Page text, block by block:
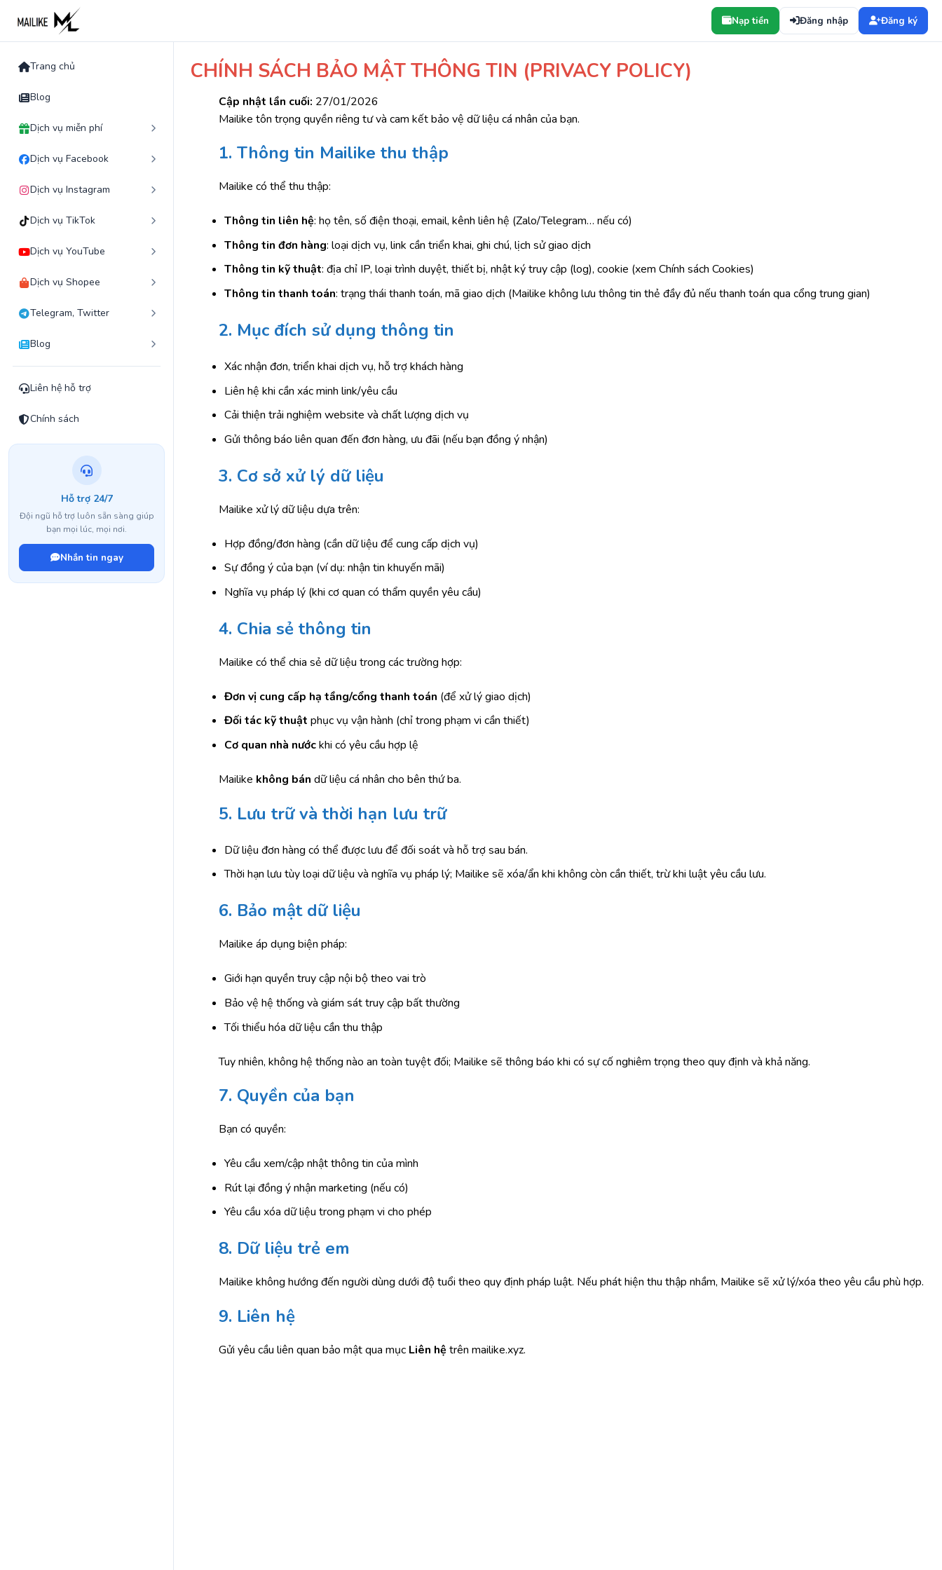
content
Nạp tiền Đăng nhập Đăng ký
Trang chủ
Blog
Dịch vụ miễn phí
Dịch vụ Facebook
Dịch vụ Instagram
Dịch vụ TikTok
Dịch vụ YouTube
Dịch vụ Shopee
Telegram, Twitter
Blog
Liên hệ hỗ trợ
Chính sách
Hỗ trợ 24/7
Đội ngũ hỗ trợ luôn sẵn sàng giúp
bạn mọi lúc, mọi nơi.
Nhắn tin ngay
CHÍNH SÁCH BẢO MẬT THÔNG TIN (PRIVACY POLICY)
Cập nhật lần cuối: 27/01/2026
Mailike tôn trọng quyền riêng tư và cam kết bảo vệ dữ liệu cá nhân của bạn.
1. Thông tin Mailike thu thập
Mailike có thể thu thập:
Thông tin liên hệ: họ tên, số điện thoại, email, kênh liên hệ (Zalo/Telegram… nếu có)
Thông tin đơn hàng: loại dịch vụ, link cần triển khai, ghi chú, lịch sử giao dịch
Thông tin kỹ thuật: địa chỉ IP, loại trình duyệt, thiết bị, nhật ký truy cập (log), cookie (xem Chính sách Cookies)
Thông tin thanh toán: trạng thái thanh toán, mã giao dịch (Mailike không lưu thông tin thẻ đầy đủ nếu thanh toán qua cổng trung gian)
2. Mục đích sử dụng thông tin
Xác nhận đơn, triển khai dịch vụ, hỗ trợ khách hàng
Liên hệ khi cần xác minh link/yêu cầu
Cải thiện trải nghiệm website và chất lượng dịch vụ
Gửi thông báo liên quan đến đơn hàng, ưu đãi (nếu bạn đồng ý nhận)
3. Cơ sở xử lý dữ liệu
Mailike xử lý dữ liệu dựa trên:
Hợp đồng/đơn hàng (cần dữ liệu để cung cấp dịch vụ)
Sự đồng ý của bạn (ví dụ: nhận tin khuyến mãi)
Nghĩa vụ pháp lý (khi cơ quan có thẩm quyền yêu cầu)
4. Chia sẻ thông tin
Mailike có thể chia sẻ dữ liệu trong các trường hợp:
Đơn vị cung cấp hạ tầng/cổng thanh toán (để xử lý giao dịch)
Đối tác kỹ thuật phục vụ vận hành (chỉ trong phạm vi cần thiết)
Cơ quan nhà nướckhi có yêu cầu hợp lệ
Mailike không bán dữ liệu cá nhân cho bên thứ ba.
5. Lưu trữ và thời hạn lưu trữ
Dữ liệu đơn hàng có thể được lưu để đối soát và hỗ trợ sau bán.
Thời hạn lưu tùy loại dữ liệu và nghĩa vụ pháp lý; Mailike sẽ xóa/ẩn khi không còn cần thiết, trừ khi luật yêu cầu lưu.
6. Bảo mật dữ liệu
Mailike áp dụng biện pháp:
Giới hạn quyền truy cập nội bộ theo vai trò
Bảo vệ hệ thống và giám sát truy cập bất thường
Tối thiểu hóa dữ liệu cần thu thập
Tuy nhiên, không hệ thống nào an toàn tuyệt đối; Mailike sẽ thông báo khi có sự cố nghiêm trọng theo quy định và khả năng.
7. Quyền của bạn
Bạn có quyền:
Yêu cầu xem/cập nhật thông tin của mình
Rút lại đồng ý nhận marketing (nếu có)
Yêu cầu xóa dữ liệu trong phạm vi cho phép
8. Dữ liệu trẻ em
Mailike không hướng đến người dùng dưới độ tuổi theo quy định pháp luật. Nếu phát hiện thu thập nhầm, Mailike sẽ xử lý/xóa theo yêu cầu phù hợp.
9. Liên hệ
Gửi yêu cầu liên quan bảo mật qua mục Liên hệ trên mailike.xyz.